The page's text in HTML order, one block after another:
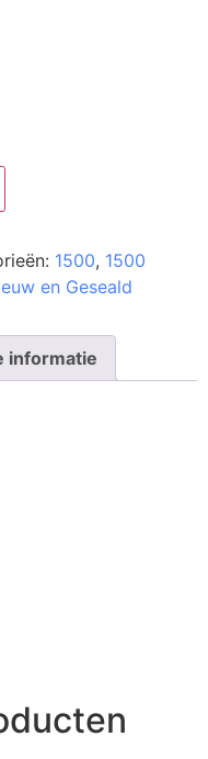
1500, 1500
en Geseald
informatie